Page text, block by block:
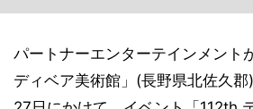
パートナーエンターテインメント
ディベア美術館」(長野県北佐久